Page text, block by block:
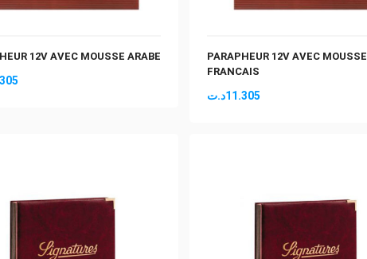
12V AVEC MOUSSE ARABE
PARAPHEUR 12V AVEC MOUSSE
FRANCAIS
11.305د.ت